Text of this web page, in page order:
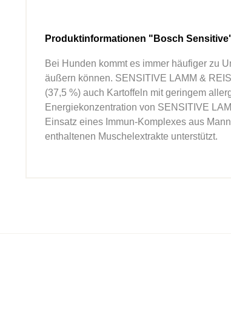
Produktinformationen "Bosch
Bei Hunden kommt es immer häufiger zu
äußern können. SENSITIVE LAMM &
(37,5 %) auch Kartoffeln mit geringem
Energiekonzentration von SENSITIVE
Einsatz eines Immun-Komplexes aus
enthaltenen Muschelextrakte unterstützt.